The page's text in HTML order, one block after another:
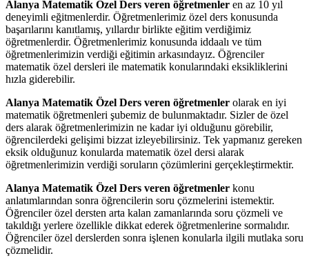
Alanya Matematik Özel Ders veren öğretmenler en az 10 yıl
deneyimli eğitmenlerdir. Öğretmenlerimiz özel ders konusunda
başarılarını kanıtlamış, yıllardır birlikte eğitim verdiğimiz
öğretmenlerdir. Öğretmenlerimiz konusunda iddaalı ve tüm
öğretmenlerimizin verdiği eğitimin arkasındayız. Öğrenciler
matematik özel dersleri ile matematik konularındaki eksikliklerini
hızla giderebilir.
Alanya Matematik Özel Ders veren öğretmenler olarak en iyi
matematik öğretmenleri şubemiz de bulunmaktadır. Sizler de özel
ders alarak öğretmenlerimizin ne kadar iyi olduğunu görebilir,
öğrencilerdeki gelişimi bizzat izleyebilirsiniz. Tek yapmanız gereken
eksik olduğunuz konularda matematik özel dersi alarak
öğretmenlerimizin verdiği soruların çözümlerini gerçekleştirmektir.
Alanya Matematik Özel Ders veren öğretmenler konu
anlatımlarından sonra öğrencilerin soru çözmelerini istemektir.
Öğrenciler özel dersten arta kalan zamanlarında soru çözmeli ve
takıldığı yerlere özellikle dikkat ederek öğretmenlerine sormalıdır.
Öğrenciler özel derslerden sonra işlenen konularla ilgili mutlaka soru
çözmelidir.